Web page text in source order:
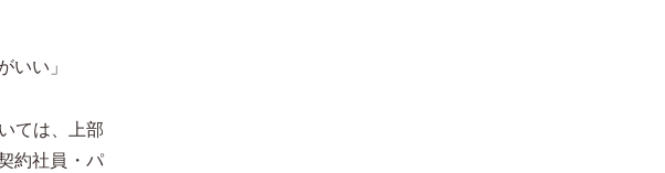
いい」
ては、上部
約社員・パ